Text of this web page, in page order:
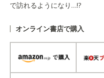
で訪れるようになり…!?
オンライン書店で購入